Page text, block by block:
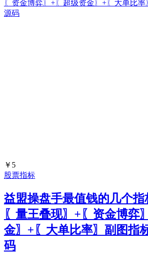
￥5
股票指标
益盟操盘手最值钱的几个指
〖量王叠现〗+〖资金博弈
金〗+〖大单比率〗副图指
码